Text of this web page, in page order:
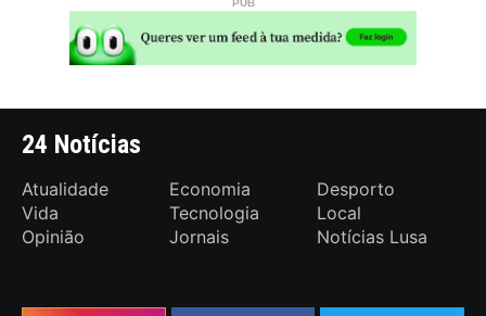
24 Notícias
Atualidade Economia
Desporto
Vida
Tecnologia
Local
Opinião
Jornais Notícias Lusa